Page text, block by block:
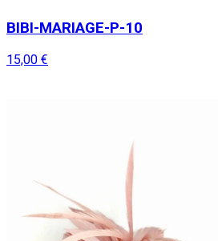
BIBI-MARIAGE-P-10
15,00 €